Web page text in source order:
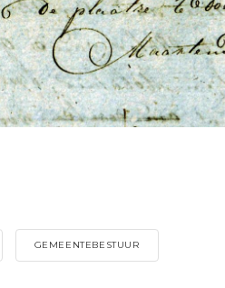
GEMEENTEBESTUUR